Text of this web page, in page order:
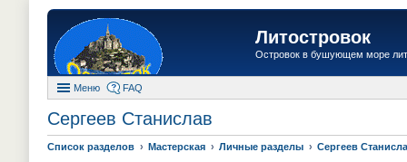
Литостровок
Островок в бушующем море
Меню FAQ
Сергеев Станислав
Список разделов Мастерская Личные разделы Сергеев